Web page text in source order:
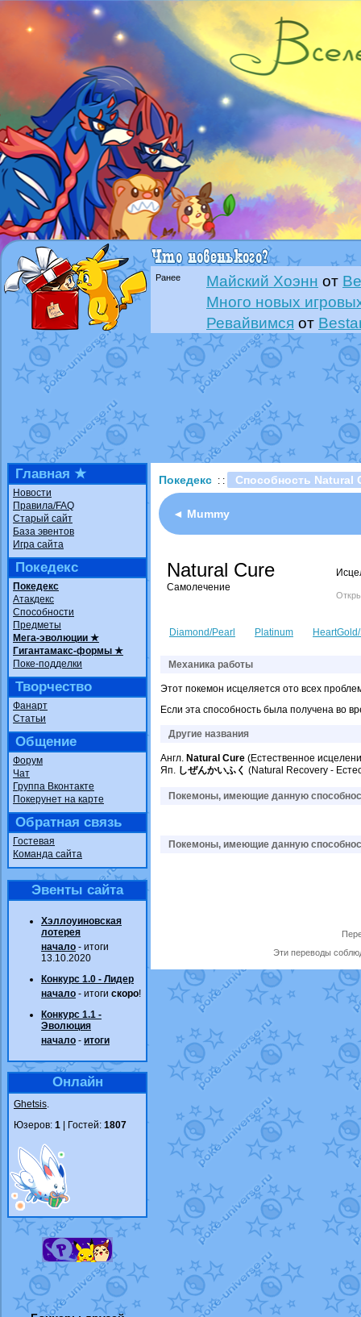
Ранее Майский Хоэнн от
Много новых
Ревайвимся от
Всё, трындец
Технические
доброе утро славяне
Йолда и Мимикью
от
Недовольный
The Dark Wishmaker
шадоу спиритомбот
траббишот
Raging Bolt
Shadow mismagius
Главная ★
Новости
Правила/FAQ
Старый сайт
База эвентов
Игра сайта
Покедекс
Покедекс
Атакдекс
Способности
Предметы
Мега-эволюции ★
Гигантамакс-формы ★
Поке-подделки
Творчество
Фанарт
Статьи
Общение
Форум
Чат
Группа Вконтакте
Покерунет на карте
Обратная связь
Гостевая
Команда сайта
Эвенты сайта
Хэллоуиновская
лотерея
начало - итоги
13.10.2020
Конкурс 1.0 - Лидер
начало - итоги скоро!
Конкурс 1.1 -
Эволюция
начало - итоги
Онлайн
Ghetsis.
Юзеров: 1 | Гостей: 1807
Покедекс : : Способность Natural
◄ Mummy
Natural Cure
Самолечение
Diamond/Pearl Platinum
Механика работы
Этот покемон исцеляется ото всех
Если эта способность была получена во
Другие названия
Англ. Natural Cure (Естественное
Яп. しぜんかいふく (Natural Recovery -
Покемоны, имеющие данную
Покемоны, имеющие данную
Эти переводы